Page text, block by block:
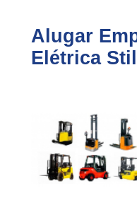
Alugar
Elétrica